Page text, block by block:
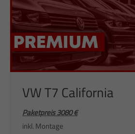
VW T7 California
Paketpreis 3080 €
inkl. Montage